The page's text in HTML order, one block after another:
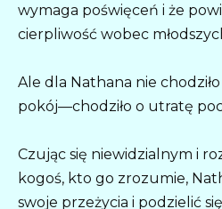
wymaga poświęceń i że
cierpliwość wobec
Ale dla Nathana nie
pokój—chodziło o utratę
Czując się niewidzialnym i
kogoś, kto go zrozumie,
swoje przeżycia i podzielić